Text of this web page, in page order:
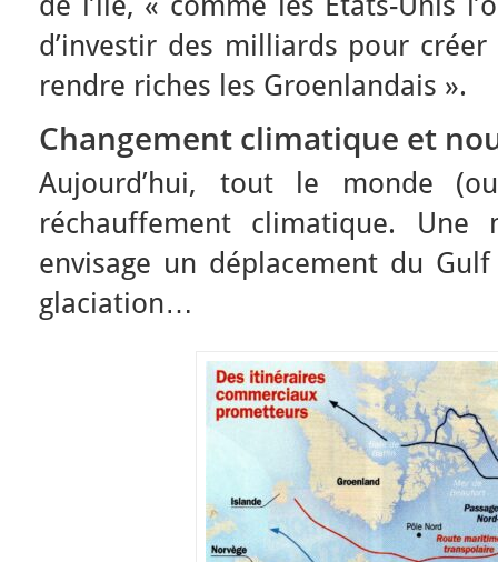
d’investir des milliards pour
rendre riches les Groenlandais ».
Changement climatique et
Aujourd’hui, tout le monde
réchauffement climatique. Une
envisage un déplacement du
glaciation…